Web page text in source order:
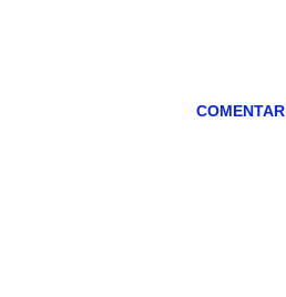
COMENTAR